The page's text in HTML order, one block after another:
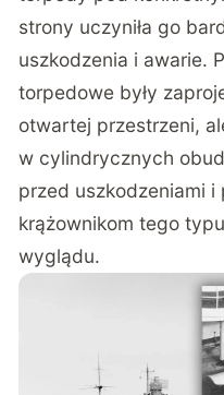
strony uczyniła go
uszkodzenia i awarie.
torpedowe były
otwartej przestrzeni,
w cylindrycznych
przed uszkodzeniami i
krążownikom tego
wyglądu.